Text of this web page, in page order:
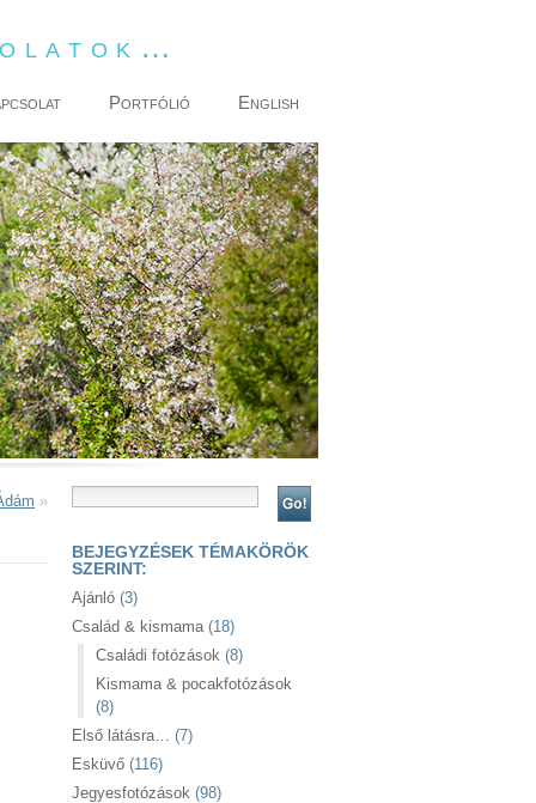
Portfólió English
»
BEJEGYZÉSEK TÉMAKÖRÖK
SZERINT:
Ajánló (3)
Család & kismama(18)
Családi fotózások (8)
Kismama & pocakfotózások
(8)
Első látásra… (7)
Esküvő (116)
Jegyesfotózások (98)